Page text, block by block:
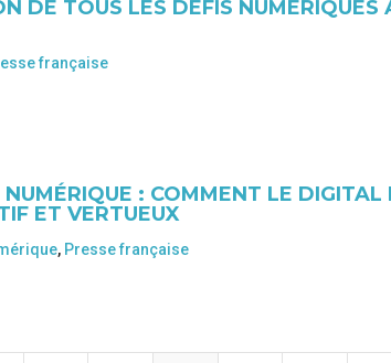
DE TOUS LES DÉFIS NUMÉRIQUES
française
: COMMENT LE DIGITAL
ET VERTUEUX
, Presse française